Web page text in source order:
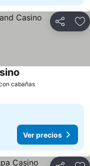
Compartir
cabañas
Ver precios